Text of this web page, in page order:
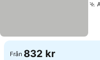
Från 832 kr